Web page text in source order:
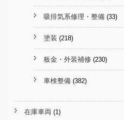
吸排気系修理・整備 (33)
塗装 (218)
板金・外装補修 (230)
車検整備 (382)
在庫車両 (1)